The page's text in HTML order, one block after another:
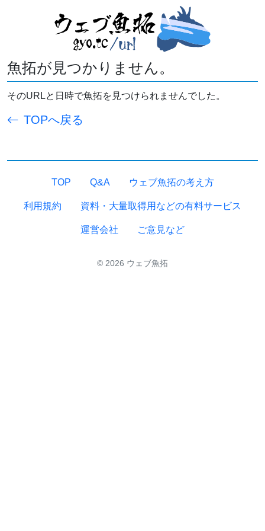
魚拓が見つかりません。
そのURLと日時で魚拓を見つけられませんでした。
TOPへ戻る
TOP Q&A ウェブ魚拓の考え方
利用規約 資料・大量取得用などの有料サービス
運営会社 ご意見など
© 2026 ウェブ魚拓